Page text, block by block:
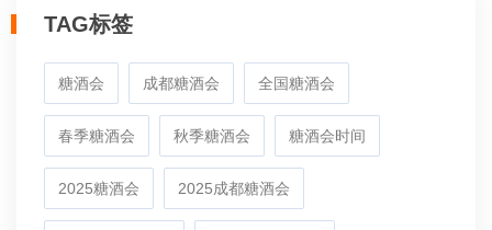
TAG标签
糖酒会 成都糖酒会 全国糖酒会
春季糖酒会 秋季糖酒会 糖酒会时间
2025糖酒会 2025成都糖酒会